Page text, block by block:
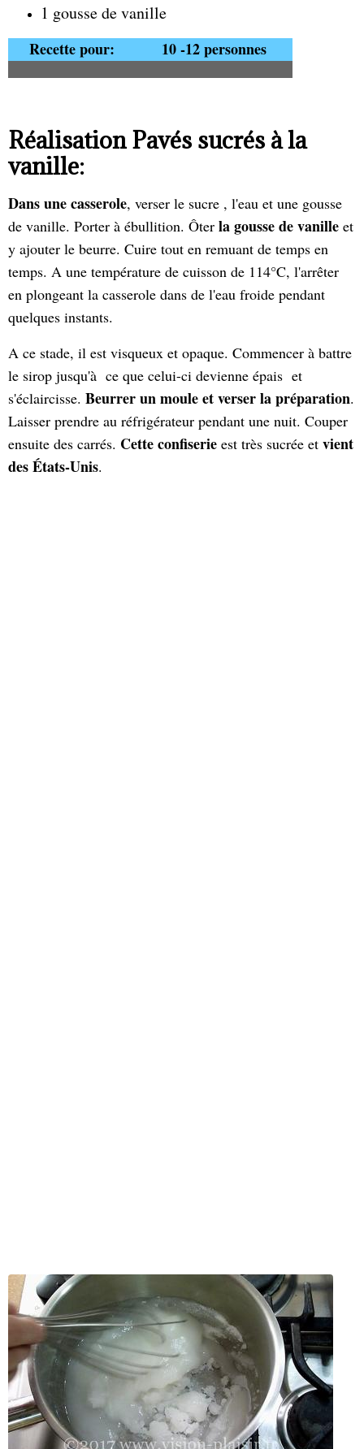
1 gousse de vanille
Recette pour: 10 -12 personnes
Réalisation Pavés sucrés à la
vanille:
Dans une casserole, verser le sucre , l'eau et une gousse
de vanille. Porter à ébullition. Ôter la gousse de vanille et
y ajouter le beurre. Cuire tout en remuant de temps en
temps. A une température de cuisson de 114°C, l'arrêter
en plongeant la casserole dans de l'eau froide pendant
quelques instants.
A ce stade, il est visqueux et opaque. Commencer à battre
le sirop jusqu'à ce que celui-ci devienne épais et
s'éclaircisse. Beurrer un moule et verser la préparation.
Laisser prendre au réfrigérateur pendant une nuit. Couper
ensuite des carrés. Cette confiserie est très sucrée et vient
des États-Unis.